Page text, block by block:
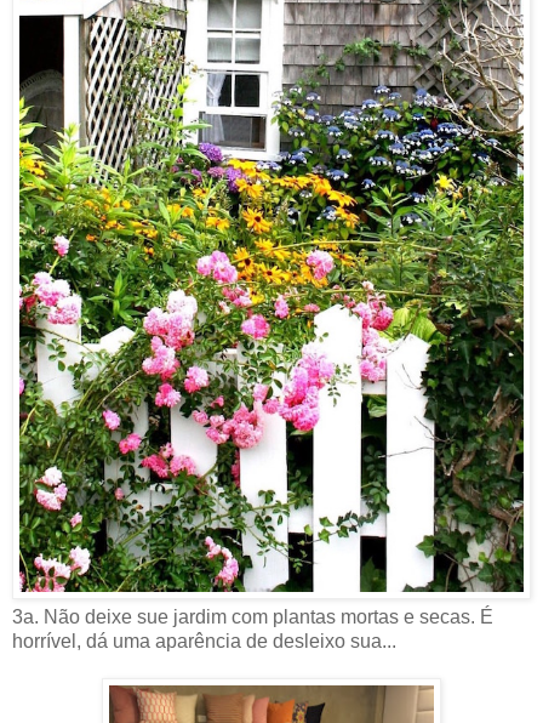
3a. Não deixe sue jardim com plantas mortas e secas. É
horrível, dá uma aparência de desleixo sua...